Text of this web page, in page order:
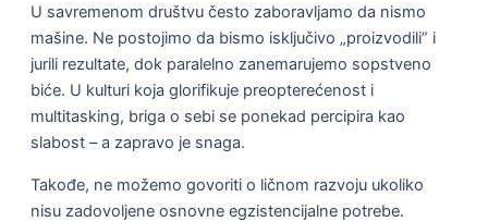
U savremenom društvu često zaboravljamo da nismo
mašine. Ne postojimo da bismo isključivo „proizvodili” i
jurili rezultate, dok paralelno zanemarujemo sopstveno
biće. U kulturi koja glorifikuje preopterećenost i
multitasking, briga o sebi se ponekad percipira kao
slabost – a zapravo je snaga.
Takođe, ne možemo govoriti o ličnom razvoju ukoliko
nisu zadovoljene osnovne egzistencijalne potrebe.